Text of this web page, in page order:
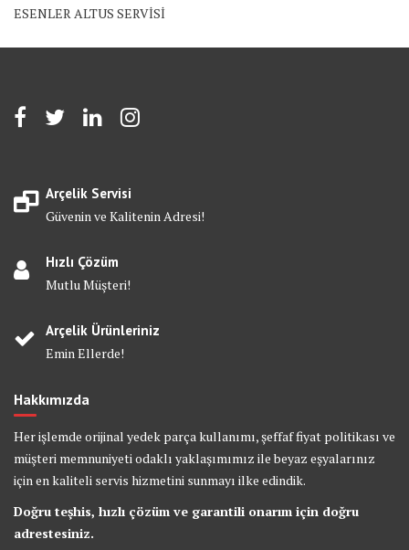
ESENLER ALTUS SERVİSİ
Arçelik Servisi
Güvenin ve Kalitenin Adresi!
Hızlı Çözüm
Mutlu Müşteri!
Arçelik Ürünleriniz
Emin Ellerde!
Hakkımızda
Her işlemde orijinal yedek parça kullanımı, şeffaf fiyat politikası ve
müşteri memnuniyeti odaklı yaklaşımımız ile beyaz eşyalarınız
için en kaliteli servis hizmetini sunmayı ilke edindik.
Doğru teşhis, hızlı çözüm ve garantili onarım için doğru
adrestesiniz.